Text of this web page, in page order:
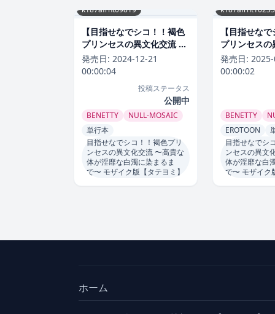
k187afrnt09819
【目指せなでシコ！！褐色
プリンセスの異文化交流 〜
高貴な体が淫靡な白濁に染
まるまで〜 モザイク版】単
発売日: 2024-12-21
00:00:04
投稿ステータス
公開中
BENETTY
NULL-MOSAIC
単行本
目指せなでシコ！！褐色プリ
ンセスの異文化交流 〜高貴な
体が淫靡な白濁に染まるま
で〜 モザイク版【タテヨミ】
k187afrnt10235
【目指せな
プリンセス
高貴な体が
まるまで〜
発売日:
00:00:02
BENETTY
EROTOON
目指せなでシ
ンセスの異文
体が淫靡な白
で〜 モザイク
ホーム